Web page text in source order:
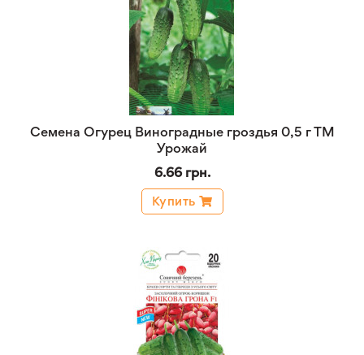
Семена Огурец Виноградные гроздья 0,5 г ТМ
Урожай
6.66 грн.
Купить